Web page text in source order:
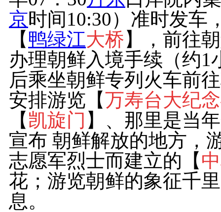
京时间10:30）准时发车
【鸭绿江大桥】，前往
办理朝鲜入境手续（约
后乘坐朝鲜专列火车前
安排游览【万寿台大纪
【 凯旋门 】、那里是当
宣布 朝鲜解放的地方，
志愿军烈士而建立的【
花；游览朝鲜的象征千
息。